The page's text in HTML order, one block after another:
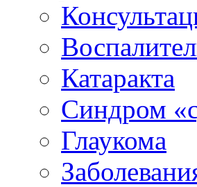
Катаракта
Синдром
Глаукома